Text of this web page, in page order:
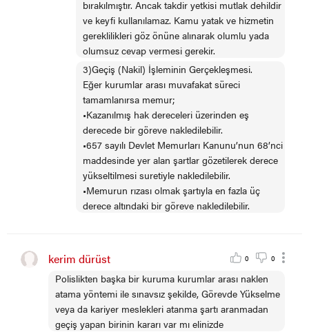
bırakılmıştır. Ancak takdir yetkisi mutlak dehildir
ve keyfi kullanılamaz. Kamu yatak ve hizmetin
gereklilikleri göz önüne alınarak olumlu yada
olumsuz cevap vermesi gerekir.
3)Geçiş (Nakil) İşleminin Gerçekleşmesi.
Eğer kurumlar arası muvafakat süreci
tamamlanırsa memur;
•Kazanılmış hak dereceleri üzerinden eş
derecede bir göreve nakledilebilir.
•657 sayılı Devlet Memurları Kanunu’nun 68’nci
maddesinde yer alan şartlar gözetilerek derece
yükseltilmesi suretiyle nakledilebilir.
•Memurun rızası olmak şartıyla en fazla üç
derece altındaki bir göreve nakledilebilir.
kerim dürüst 0 0
Polislikten başka bir kuruma kurumlar arası naklen
atama yöntemi ile sınavsız şekilde, Görevde Yükselme
veya da kariyer meslekleri atanma şartı aranmadan
geçiş yapan birinin kararı var mı elinizde